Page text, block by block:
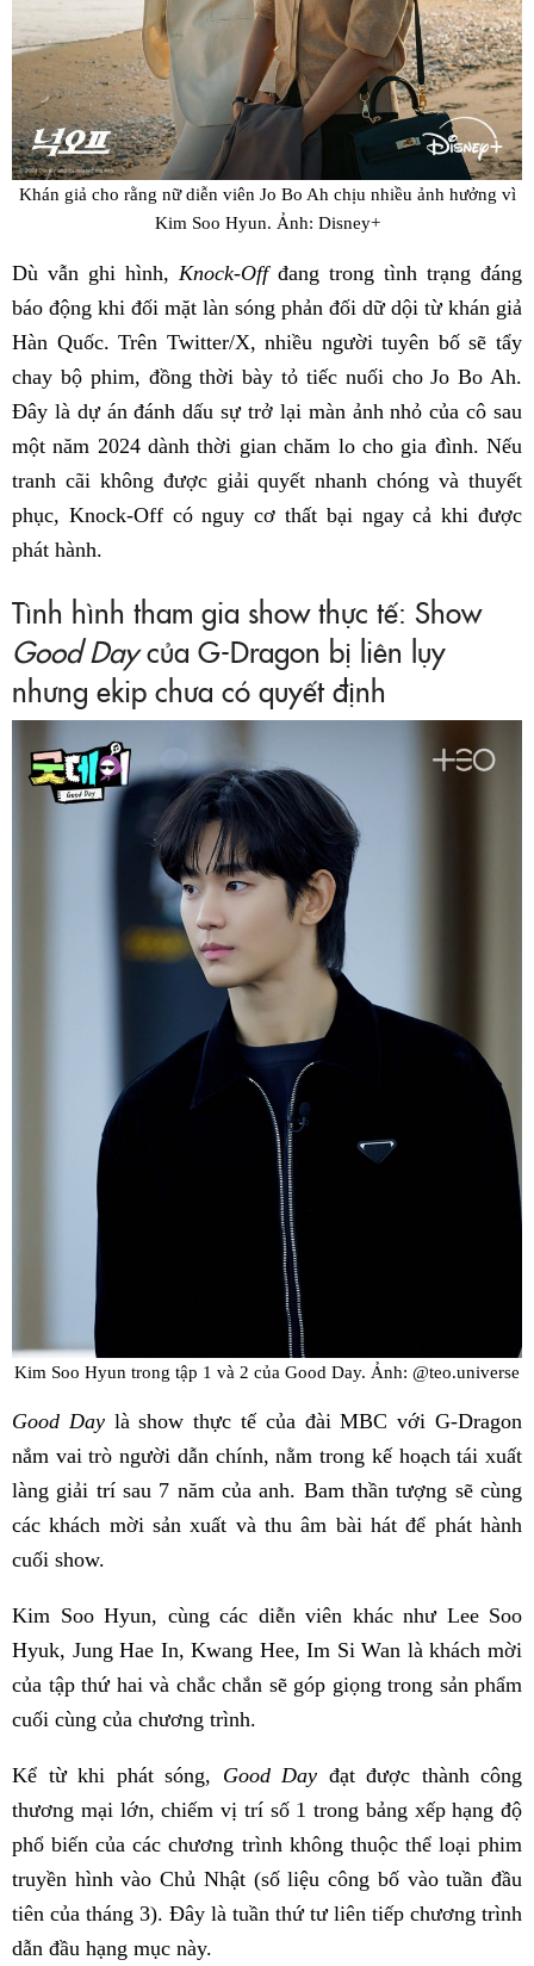
Khán giả cho rằng nữ diễn viên Jo Bo Ah chịu nhiều ảnh hưởng vì
Kim Soo Hyun. Ảnh: Disney+
Dù vẫn ghi hình, Knock-Offđang trong tình trạng đáng
báo động khi đối mặt làn sóng phản đối dữ dội từ khán giả
Hàn Quốc. Trên Twitter/X, nhiều người tuyên bố sẽ tẩy
chay bộ phim, đồng thời bày tỏ tiếc nuối cho Jo Bo Ah.
Đây là dự án đánh dấu sự trở lại màn ảnh nhỏ của cô sau
một năm 2024 dành thời gian chăm lo cho gia đình. Nếu
tranh cãi không được giải quyết nhanh chóng và thuyết
phục, Knock-Off có nguy cơ thất bại ngay cả khi được
phát hành.
Tình hình tham gia show thực tế: Show
Good Daycủa G-Dragon bị liên lụy
nhưng ekip chưa có quyết định
Kim Soo Hyun trong tập 1 và 2 của Good Day. Ảnh: @teo.universe
Good Daylà show thực tế của đài MBC với G-Dragon
nắm vai trò người dẫn chính, nằm trong kế hoạch tái xuất
làng giải trí sau 7 năm của anh. Bam thần tượng sẽ cùng
các khách mời sản xuất và thu âm bài hát để phát hành
cuối show.
Kim Soo Hyun, cùng các diễn viên khác như Lee Soo
Hyuk, Jung Hae In, Kwang Hee, Im Si Wan là khách mời
của tập thứ hai và chắc chắn sẽ góp giọng trong sản phẩm
cuối cùng của chương trình.
Kể từ khi phát sóng, Good Day đạt được thành công
thương mại lớn, chiếm vị trí số 1 trong bảng xếp hạng độ
phổ biến của các chương trình không thuộc thể loại phim
truyền hình vào Chủ Nhật (số liệu công bố vào tuần đầu
tiên của tháng 3). Đây là tuần thứ tư liên tiếp chương trình
dẫn đầu hạng mục này.